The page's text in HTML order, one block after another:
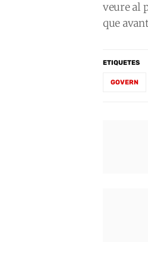
veure al
que
ETIQUETES
GOVERN